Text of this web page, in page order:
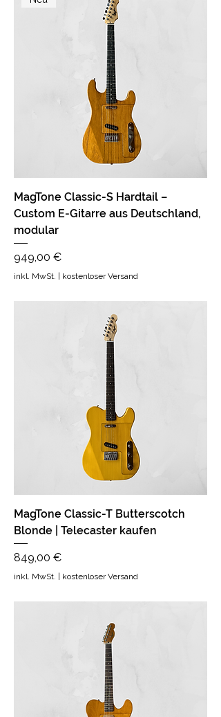
MagTone Classic-S Hardtail –
Custom E-Gitarre aus Deutschland,
modular
Preis
949,00 €
inkl. MwSt. kostenloser Versand
MagTone Classic-T Butterscotch
Blonde | Telecaster kaufen
Preis
849,00 €
inkl. MwSt. | kostenloser Versand